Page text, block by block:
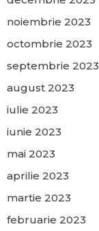
noiembrie 2023
octombrie 2023
septembrie 2023
august 2023
iulie 2023
iunie 2023
mai 2023
aprilie 2023
martie 2023
februarie 2023